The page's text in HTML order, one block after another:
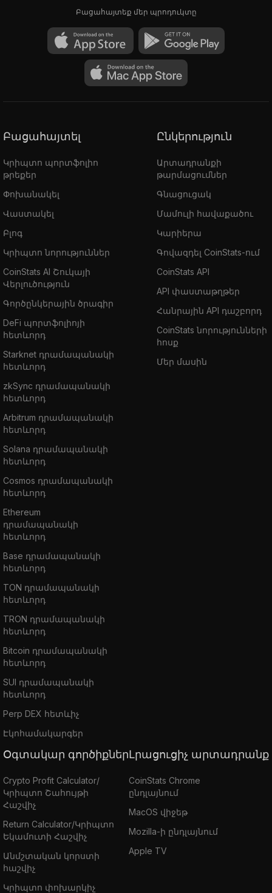
Բացահայտեք մեր պրոդուկտը
Բացահայտել
Կրիպտո պորտֆոլիո
թրեքեր
Փոխանակել
Վաստակել
Բլոգ
Կրիպտո նորություններ
CoinStats AI Շուկայի
Վերլուծություն
Գործընկերային ծրագիր
DeFi պորտֆոլիոյի
հետևորդ
Starknet դրամապանակի
հետևորդ
zkSync դրամապանակի
հետևորդ
Arbitrum դրամապանակի
հետևորդ
Solana դրամապանակի
հետևորդ
Cosmos դրամապանակի
հետևորդ
Ethereum
դրամապանակի
հետևորդ
Base դրամապանակի
հետևորդ
TON դրամապանակի
հետևորդ
TRON դրամապանակի
հետևորդ
Bitcoin դրամապանակի
հետևորդ
SUI դրամապանակի
հետևորդ
Perp DEX հետևիչ
Էկոհամակարգեր
Ընկերություն
Արտադրանքի
թարմացումներ
Գնացուցակ
Մամուլի հավաքածու
Կարիերա
Գովազդել CoinStats-ում
CoinStats API
API փաստաթղթեր
Հանրային API դաշբորդ
CoinStats նորությունների
հոսք
Մեր մասին
Օգտակար գործիքներ
Crypto Profit Calculator/
Կրիպտո Շահույթի
Հաշվիչ
Return Calculator/Կրիպտո
Եկամուտի Հաշվիչ
Անմշտական կորստի
հաշվիչ
Կրիպտո փոխարկիչ
Լրացուցիչ արտադրանք
CoinStats Chrome
ընդլայնում
MacOS վիջեթ
Mozilla-ի ընդլայնում
Apple TV